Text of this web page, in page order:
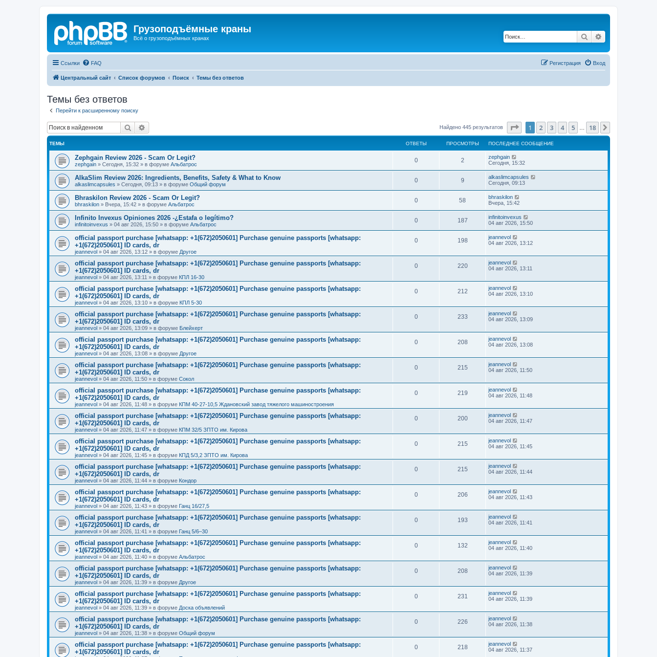
Грузоподъёмные краны
Всё о грузоподъёмных кранах Поиск
Ссылки FAQ Вход
Регистрация
Центральный сайт Список форумов Поиск Темы без ответов
Темы без ответов
Перейти к расширенному поиску
Поиск Найдено 445 результатов Страница1 из 18
1 2 3 4 5 18
ТЕМЫ ОТВЕТЫ ПРОСМОТРЫ ПОСЛЕДНЕЕ СООБЩЕНИЕ
Zephgain Review 2026 - Scam Or Legit?
zephgain » Сегодня, 15:32 » в форуме Альбатрос
0 2
zephgain
Сегодня, 15:32
AlkaSlim Review 2026: Ingredients, Benefits, Safety & What to Know
alkaslimcapsules » Сегодня, 09:13 » в форуме Общий форум
0 9
alkaslimcapsules
Сегодня, 09:13
Bhraskilon Review 2026 - Scam Or Legit?
bhraskilon » Вчера, 15:42 » в форуме Альбатрос
0 58
bhraskilon
Вчера, 15:42
Infinito Invexus Opiniones 2026 -¿Estafa o legítimo?
infinitoinvexus » 04 авг 2026, 15:50 » в форуме Альбатрос
0 187
infinitoinvexus
04 авг 2026, 15:50
official passport purchase [whatsapp: +1(672)2050601] Purchase genuine passports [whatsapp:
+1(672)2050601] ID cards, dr
jeannevol » 04 авг 2026, 13:12 » в форуме Другое
0 198
jeannevol
04 авг 2026, 13:12
official passport purchase [whatsapp: +1(672)2050601] Purchase genuine passports [whatsapp:
+1(672)2050601] ID cards, dr
jeannevol » 04 авг 2026, 13:11 » в форуме КПЛ 16-30
0 220
jeannevol
04 авг 2026, 13:11
official passport purchase [whatsapp: +1(672)2050601] Purchase genuine passports [whatsapp:
+1(672)2050601] ID cards, dr
jeannevol » 04 авг 2026, 13:10 » в форуме КПЛ 5-30
0 212
jeannevol
04 авг 2026, 13:10
official passport purchase [whatsapp: +1(672)2050601] Purchase genuine passports [whatsapp:
+1(672)2050601] ID cards, dr
jeannevol » 04 авг 2026, 13:09 » в форуме Блейхерт
0 233
jeannevol
04 авг 2026, 13:09
official passport purchase [whatsapp: +1(672)2050601] Purchase genuine passports [whatsapp:
+1(672)2050601] ID cards, dr
jeannevol » 04 авг 2026, 13:08 » в форуме Другое
0 208
jeannevol
04 авг 2026, 13:08
official passport purchase [whatsapp: +1(672)2050601] Purchase genuine passports [whatsapp:
+1(672)2050601] ID cards, dr
jeannevol » 04 авг 2026, 11:50 » в форуме Сокол
0 215
jeannevol
04 авг 2026, 11:50
official passport purchase [whatsapp: +1(672)2050601] Purchase genuine passports [whatsapp:
+1(672)2050601] ID cards, dr
jeannevol » 04 авг 2026, 11:48 » в форуме КПМ 40-27-10,5 Ждановский завод тяжелого машиностроения
0 219
jeannevol
04 авг 2026, 11:48
official passport purchase [whatsapp: +1(672)2050601] Purchase genuine passports [whatsapp:
+1(672)2050601] ID cards, dr
jeannevol » 04 авг 2026, 11:47 » в форуме КПМ 32/5 ЗПТО им. Кирова
0 200
jeannevol
04 авг 2026, 11:47
official passport purchase [whatsapp: +1(672)2050601] Purchase genuine passports [whatsapp:
+1(672)2050601] ID cards, dr
jeannevol » 04 авг 2026, 11:45 » в форуме КПД 5/3,2 ЗПТО им. Кирова
0 215
jeannevol
04 авг 2026, 11:45
official passport purchase [whatsapp: +1(672)2050601] Purchase genuine passports [whatsapp:
+1(672)2050601] ID cards, dr
jeannevol » 04 авг 2026, 11:44 » в форуме Кондор
0 215
jeannevol
04 авг 2026, 11:44
official passport purchase [whatsapp: +1(672)2050601] Purchase genuine passports [whatsapp:
+1(672)2050601] ID cards, dr
jeannevol » 04 авг 2026, 11:43 » в форуме Ганц 16/27,5
0 206
jeannevol
04 авг 2026, 11:43
official passport purchase [whatsapp: +1(672)2050601] Purchase genuine passports [whatsapp:
+1(672)2050601] ID cards, dr
jeannevol » 04 авг 2026, 11:41 » в форуме Ганц 5/6–30
0 193
jeannevol
04 авг 2026, 11:41
official passport purchase [whatsapp: +1(672)2050601] Purchase genuine passports [whatsapp:
+1(672)2050601] ID cards, dr
jeannevol » 04 авг 2026, 11:40 » в форуме Альбатрос
0 132
jeannevol
04 авг 2026, 11:40
official passport purchase [whatsapp: +1(672)2050601] Purchase genuine passports [whatsapp:
+1(672)2050601] ID cards, dr
jeannevol » 04 авг 2026, 11:39 » в форуме Другое
0 208
jeannevol
04 авг 2026, 11:39
official passport purchase [whatsapp: +1(672)2050601] Purchase genuine passports [whatsapp:
+1(672)2050601] ID cards, dr
jeannevol » 04 авг 2026, 11:39 » в форуме Доска объявлений
0 231
jeannevol
04 авг 2026, 11:39
official passport purchase [whatsapp: +1(672)2050601] Purchase genuine passports [whatsapp:
+1(672)2050601] ID cards, dr
jeannevol » 04 авг 2026, 11:38 » в форуме Общий форум
0 226
jeannevol
04 авг 2026, 11:38
official passport purchase [whatsapp: +1(672)2050601] Purchase genuine passports [whatsapp:
+1(672)2050601] ID cards, dr
0 218
jeannevol
04 авг 2026, 11:37